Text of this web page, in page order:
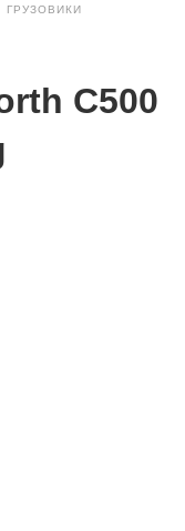
ГРУЗОВИКИ
C500